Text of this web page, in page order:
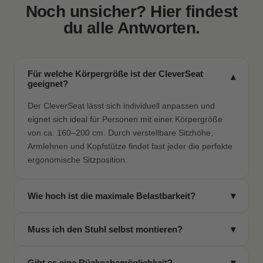
Noch unsicher? Hier findest
du alle Antworten.
Für welche Körpergröße ist der CleverSeat
geeignet?
▾
Der CleverSeat lässt sich individuell anpassen und
eignet sich ideal für Personen mit einer Körpergröße
von ca. 160–200 cm. Durch verstellbare Sitzhöhe,
Armlehnen und Kopfstütze findet fast jeder die perfekte
ergonomische Sitzposition.
Wie hoch ist die maximale Belastbarkeit? ▾
stabilen Konstruktion auch für intensives, tägliches
Muss ich den Stuhl selbst montieren? ▾